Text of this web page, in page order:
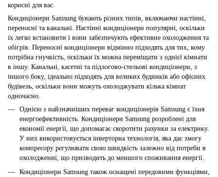
корисні для вас.
Кондиціонери Samsung бувають різних типів, включаючи настінні,
переносні та канальні. Настінні кондиціонери популярні, оскільки
їх легко встановити і вони забезпечують ефективне охолодження та
обігрів. Переносні кондиціонери відмінно підходять для тих, кому
потрібна гнучкість, оскільки їх можна переміщати з однієї кімнати
в іншу. Канальні, касетні та підлогово-стельові кондиціонери, з
іншого боку, ідеально підходять для великих будинків або офісних
будівель, оскільки вони можуть охолоджувати кілька кімнат
одночасно.
Однією з найзначніших переваг кондиціонерів Samsung є їхня
енергоефективність. Кондиціонери Samsung розроблені для
економії енергії, що допомагає скоротити рахунки за електрику.
У них використовується інверторна технологія, яка дає змогу
компресору регулювати свою швидкість залежно від потреби в
охолодженні, що призводить до меншого споживання енергії.
Кондиціонери Samsung також оснащені передовими функціями,